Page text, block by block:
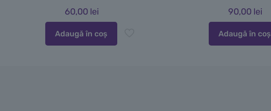
60,00 lei
Adaugă în coș
90,00 lei
Adaugă în coș